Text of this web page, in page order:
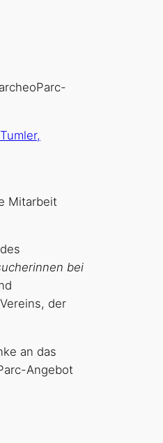
Mitarbeit
bei
der
an das
Angebot